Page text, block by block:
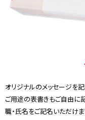
オリジナルのメッセージを
ご用途の表書きもご自由に
職・氏名をご記名いただけま